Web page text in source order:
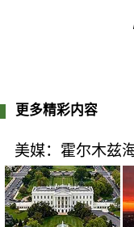
更多精彩内容
美媒：霍尔木兹